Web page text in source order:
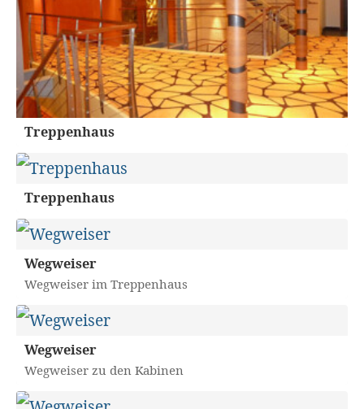
Treppenhaus
Treppenhaus
Wegweiser
Wegweiser im Treppenhaus
Wegweiser
Wegweiser zu den Kabinen